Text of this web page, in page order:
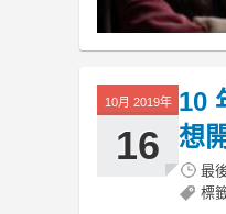
10月 2019年
16
10
想
最
標